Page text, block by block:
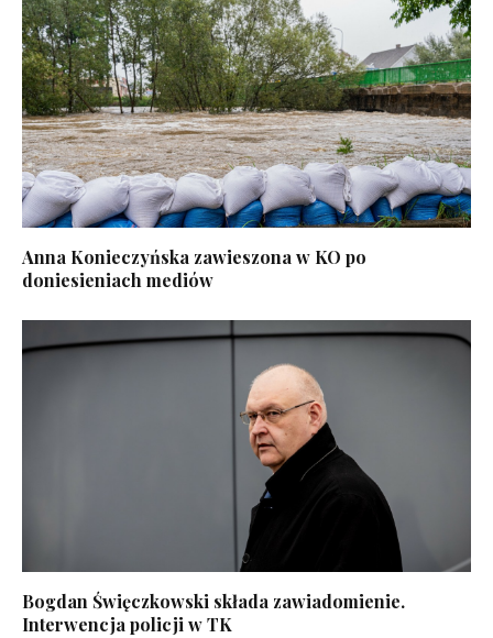
Anna Konieczyńska zawieszona w KO po
doniesieniach mediów
Bogdan Święczkowski składa zawiadomienie.
Interwencja policji w TK